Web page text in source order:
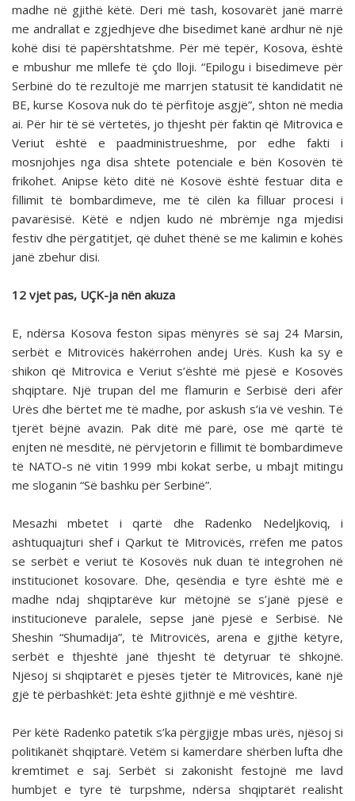
madhe në gjithë këtë. Deri më tash, kosovarët janë marrë
me andrallat e zgjedhjeve dhe bisedimet kanë ardhur në një
kohë disi të papërshtatshme. Për më tepër, Kosova, është
e mbushur me mllefe të çdo lloji. “Epilogu i bisedimeve për
Serbinë do të rezultojë me marrjen statusit të kandidatit në
BE, kurse Kosova nuk do të përfitoje asgjë”, shton në media
ai. Për hir të së vërtetës, jo thjesht për faktin që Mitrovica e
Veriut është e paadministrueshme, por edhe fakti i
mosnjohjes nga disa shtete potenciale e bën Kosovën të
frikohet. Anipse këto ditë në Kosovë është festuar dita e
fillimit të bombardimeve, me të cilën ka filluar procesi i
pavarësisë. Këtë e ndjen kudo në mbrëmje nga mjedisi
festiv dhe përgatitjet, që duhet thënë se me kalimin e kohës
janë zbehur disi.
12 vjet pas, UÇK-ja nën akuza
E, ndërsa Kosova feston sipas mënyrës së saj 24 Marsin,
serbët e Mitrovicës hakërrohen andej Urës. Kush ka sy e
shikon që Mitrovica e Veriut s’është më pjesë e Kosovës
shqiptare. Një trupan del me flamurin e Serbisë deri afër
Urës dhe bërtet me të madhe, por askush s’ia vë veshin. Të
tjerët bëjnë avazin. Pak ditë më parë, ose më qartë të
enjten në mesditë, në përvjetorin e fillimit të bombardimeve
të NATO-s në vitin 1999 mbi kokat serbe, u mbajt mitingu
me sloganin “Së bashku për Serbinë”.
Mesazhi mbetet i qartë dhe Radenko Nedeljkoviq, i
ashtuquajturi shef i Qarkut të Mitrovicës, rrëfen me patos
se serbët e veriut të Kosovës nuk duan të integrohen në
institucionet kosovare. Dhe, qesëndia e tyre është më e
madhe ndaj shqiptarëve kur mëtojnë se s’janë pjesë e
institucioneve paralele, sepse janë pjesë e Serbisë. Në
Sheshin “Shumadija”, të Mitrovicës, arena e gjithë këtyre,
serbët e thjeshtë janë thjesht të detyruar të shkojnë.
Njësoj si shqiptarët e pjesës tjetër të Mitrovicës, kanë një
gjë të përbashkët: Jeta është gjithnjë e më vështirë.
Për këtë Radenko patetik s’ka përgjigje mbas urës, njësoj si
politikanët shqiptarë. Vetëm si kamerdare shërben lufta dhe
kremtimet e saj. Serbët si zakonisht festojnë me lavd
humbjet e tyre të turpshme, ndërsa shqiptarët realisht